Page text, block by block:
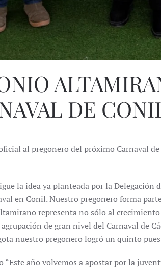
DE
al pregonero del próximo Carnaval
la idea ya planteada por la Delegación
en Conil. Nuestro pregonero forma
representa no sólo al
de gran nivel del Carnaval de
nuestro pregonero logró un quinto
año volvemos a apostar por la